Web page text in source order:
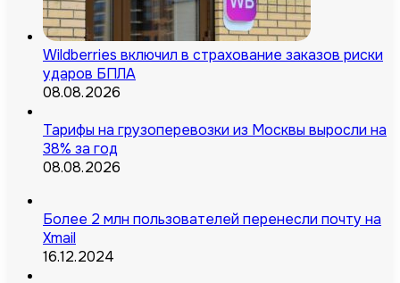
Wildberries включил в страхование заказов риски
ударов БПЛА
08.08.2026
Тарифы на грузоперевозки из Москвы выросли на
38% за год
08.08.2026
Более 2 млн пользователей перенесли почту на
Xmail
16.12.2024